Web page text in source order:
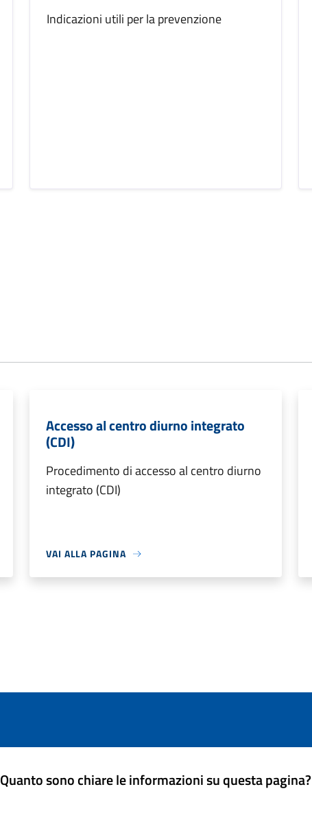
Indicazioni utili per la prevenzione
Accesso al centro diurno integrato
(CDI)
Procedimento di accesso al centro diurno
integrato (CDI)
VAI ALLA PAGINA
Quanto sono chiare le informazioni su questa pagina?